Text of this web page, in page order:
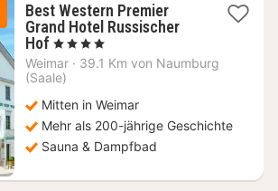
Best Western Premier
Grand Hotel Russischer
Hof 3
Nächte
ab
€
, 4 Sterne
Weimar · 39.1 Km von Naumburg
(Saale)
Mitten in Weimar
Mehr als 200-jährige Geschichte
Sauna & Dampfbad